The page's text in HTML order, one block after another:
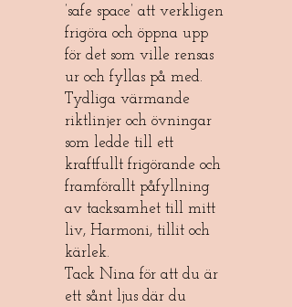
’safe space’ att verkligen
frigöra och öppna upp
för det som ville rensas
ur och fyllas på med.
Tydliga värmande
riktlinjer och övningar
som ledde till ett
kraftfullt frigörande och
framförallt påfyllning
av tacksamhet till mitt
liv, Harmoni, tillit och
kärlek.
Tack Nina för att du är
ett sånt ljus där du